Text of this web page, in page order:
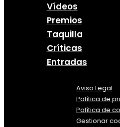
Vídeos
Premios
Taquilla
Críticas
Entradas
Aviso Legal
Política de
Política de
Gestionar